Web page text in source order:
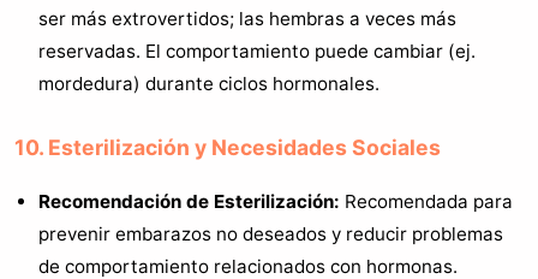
ser más extrovertidos; las hembras a veces más
reservadas. El comportamiento puede cambiar (ej.
mordedura) durante ciclos hormonales.
10. Esterilización y Necesidades Sociales
Recomendación de Esterilización: Recomendada para
prevenir embarazos no deseados y reducir problemas
de comportamiento relacionados con hormonas.